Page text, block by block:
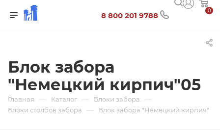
0
8 800 201 9788
Блок забора
"Немецкий кирпич"05
Главная — Каталог — Блоки забора —
Блоки столбов забора — Блок забора "Немецкий кирпич"